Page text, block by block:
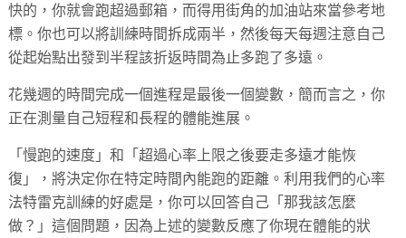
快的，你就會跑超過郵箱，而得用街角的加油站來當參考地
標。你也可以將訓練時間拆成兩半，然後每天每週注意自己
從起始點出發到半程該折返時間為止多跑了多遠。
花幾週的時間完成一個進程是最後一個變數，簡而言之，你
正在測量自己短程和長程的體能進展。
「慢跑的速度」和「超過心率上限之後要走多遠才能恢
復」，將決定你在特定時間內能跑的距離。利用我們的心率
法特雷克訓練的好處是，你可以回答自己「那我該怎麼
做？」這個問題，因為上述的變數反應了你現在體能的狀